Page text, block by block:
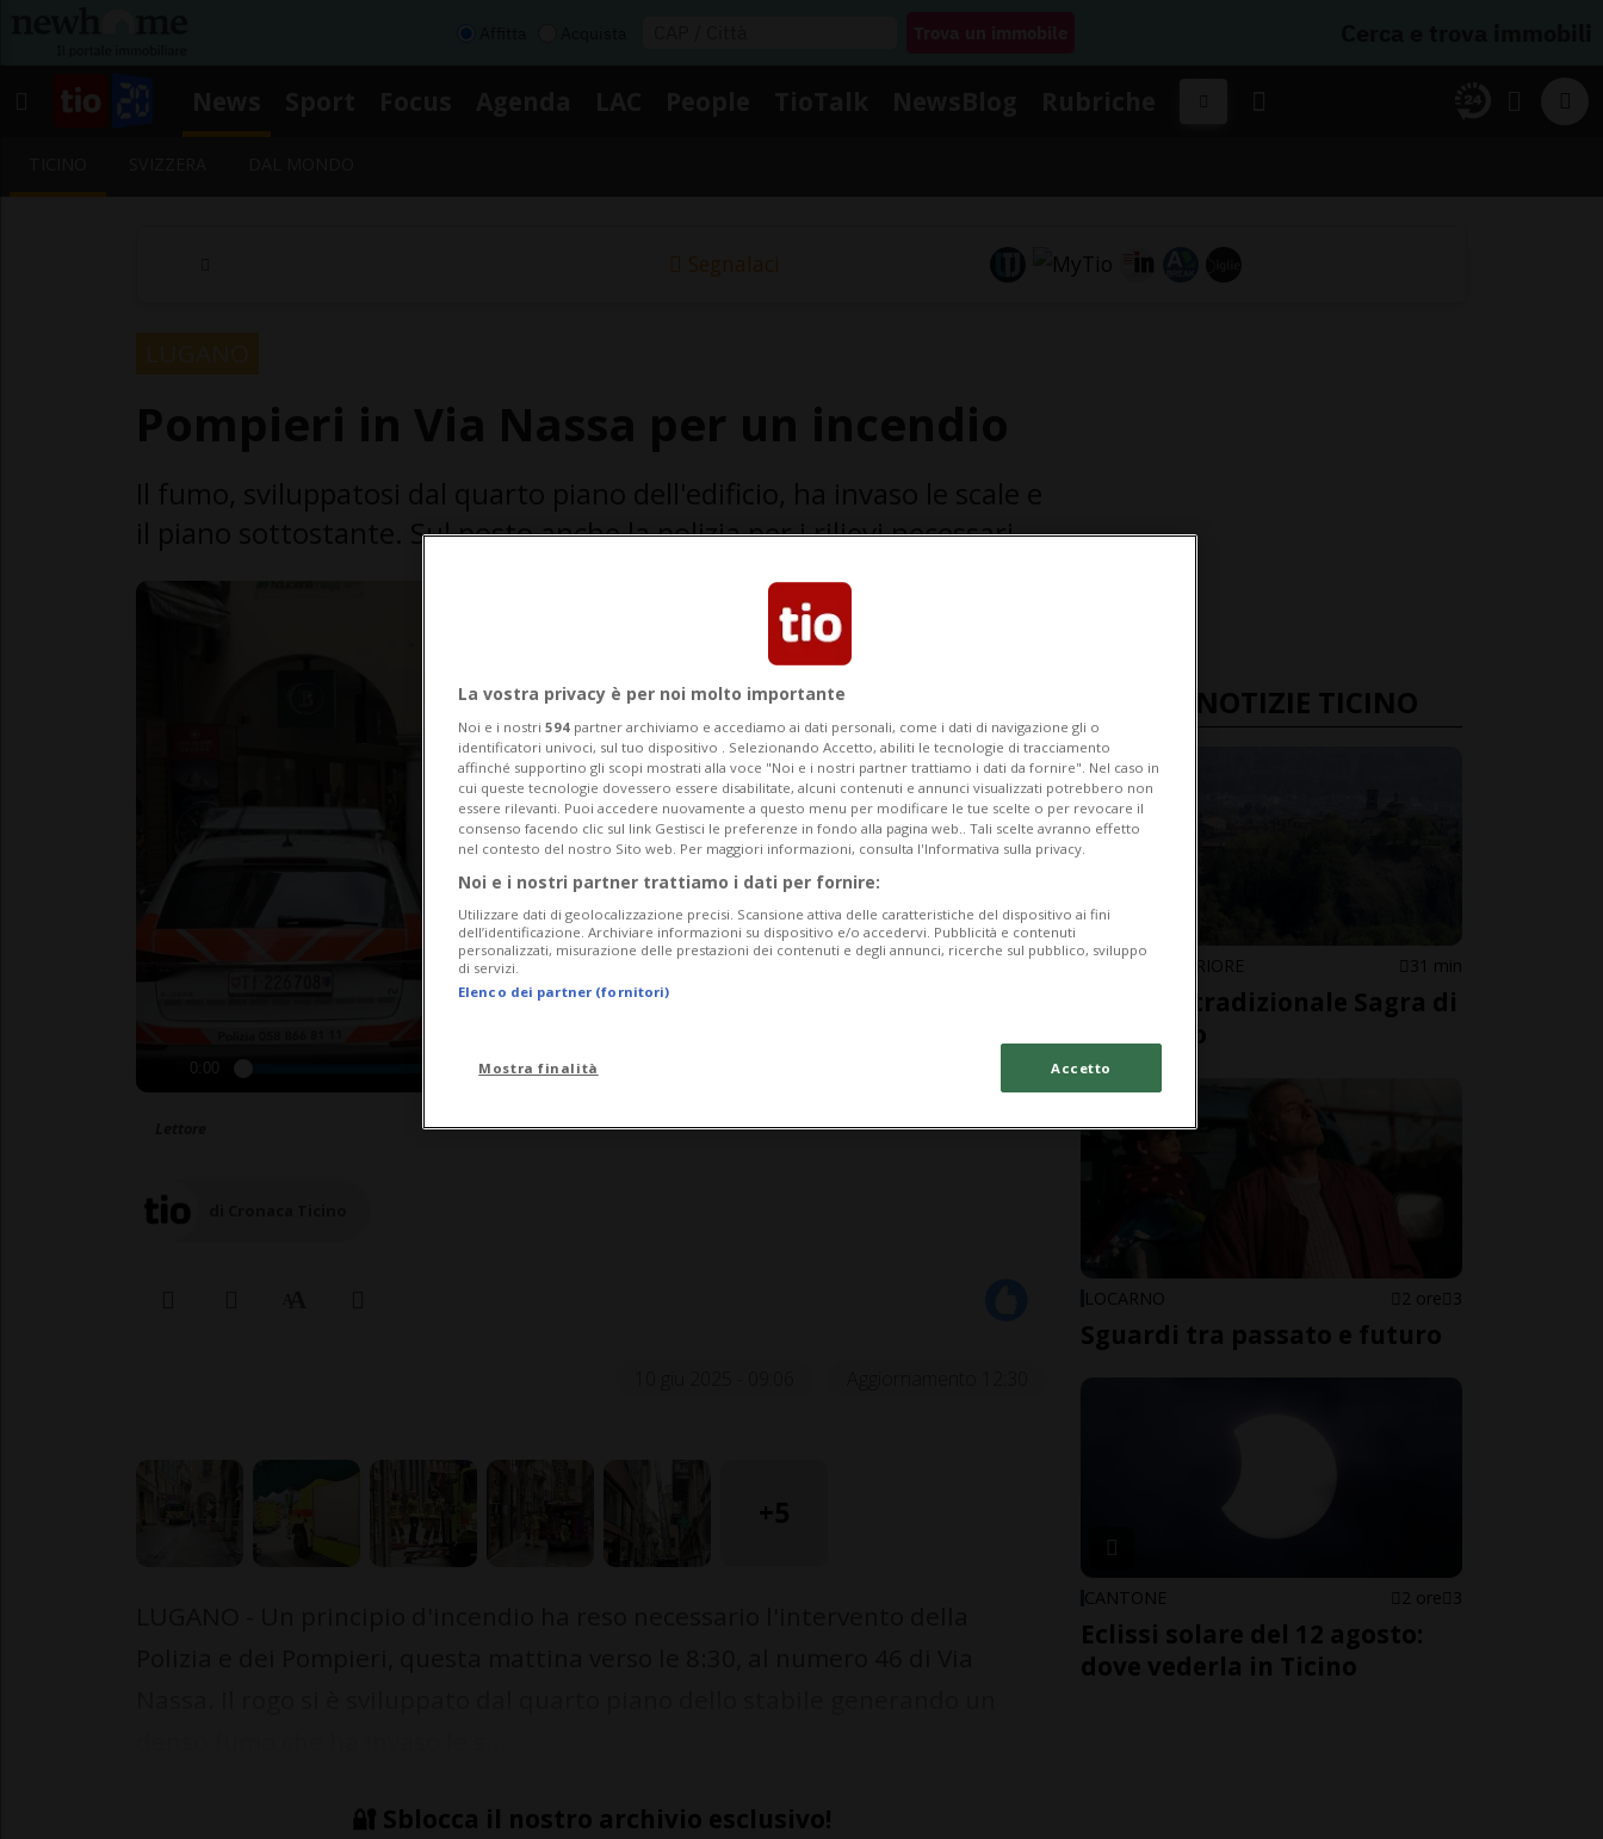
Segnalaci
il piano sottostante. Sul posto anche la polizia per i rilievi necessari
0:00
🔐 Sblocca il nostro archivio esclusivo!
ULTIME NOTIZIE TICINO
MORBIO INFERIORE 31 min
Torna la tradizionale Sagra di
LOCARNO 2 ore 3
Sguardi tra passato e futuro
CANTONE 2 ore 3
Eclissi solare del 12 agosto:
dove vederla in Ticino
La vostra privacy è per noi molto importante
Noi e i nostri 594 partner archiviamo e accediamo ai dati personali, come i dati di navigazione gli o
identificatori univoci, sul tuo dispositivo . Selezionando Accetto, abiliti le tecnologie di tracciamento
affinché supportino gli scopi mostrati alla voce "Noi e i nostri partner trattiamo i dati da fornire". Nel caso in
cui queste tecnologie dovessero essere disabilitate, alcuni contenuti e annunci visualizzati potrebbero non
essere rilevanti. Puoi accedere nuovamente a questo menu per modificare le tue scelte o per revocare il
consenso facendo clic sul link Gestisci le preferenze in fondo alla pagina web.. Tali scelte avranno effetto
nel contesto del nostro Sito web. Per maggiori informazioni, consulta l'Informativa sulla privacy.
Noi e i nostri partner trattiamo i dati per fornire:
Utilizzare dati di geolocalizzazione precisi. Scansione attiva delle caratteristiche del dispositivo ai fini
dell’identificazione. Archiviare informazioni su dispositivo e/o accedervi. Pubblicità e contenuti
personalizzati, misurazione delle prestazioni dei contenuti e degli annunci, ricerche sul pubblico, sviluppo
di servizi.
Elenco dei partner (fornitori)
Mostra finalità Accetto